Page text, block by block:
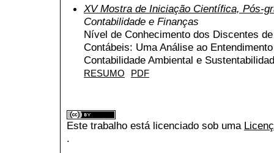
XV Mostra de Iniciação Científica, Pós-
Contabilidade e Finanças
Nível de Conhecimento dos Discentes
Contábeis: Uma Análise ao
Contabilidade Ambiental e
RESUMO PDF
Este trabalho está licenciado sob uma
.